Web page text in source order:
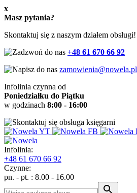
x
Masz pytania?
Skontaktuj się z naszym działem obsługi!
+48 61 670 66 92
zamowienia@nowela.pl
Infolinia czynna od
Poniedziałku do Piątku
w godzinach 8:00 - 16:00
Infolinia:
+48 61 670 66 92
Czynne:
pn. - pt. : 8.00 - 16.00